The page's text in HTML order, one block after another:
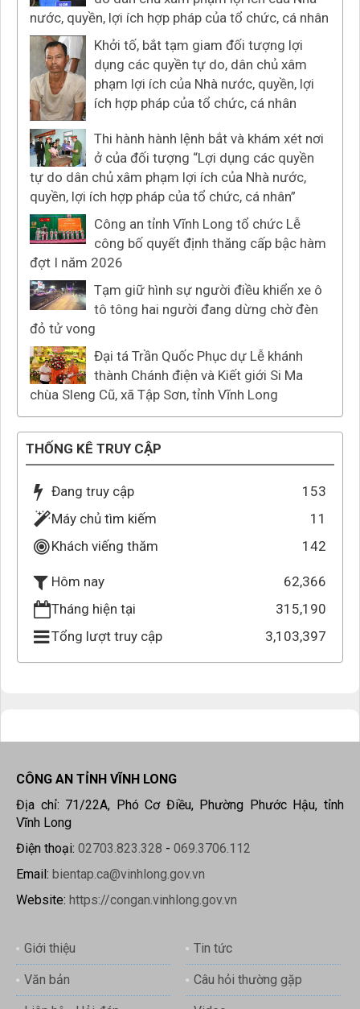
nước, quyền, lợi ích hợp pháp của tổ chức, cá nhân
Khởi tố, bắt tạm giam đối tượng lợi
dụng các quyền tự do, dân chủ xâm
phạm lợi ích của Nhà nước, quyền, lợi
ích hợp pháp của tổ chức, cá nhân
Thi hành hành lệnh bắt và khám xét nơi
ở của đối tượng “Lợi dụng các quyền
tự do dân chủ xâm phạm lợi ích của Nhà nước,
quyền, lợi ích hợp pháp của tổ chức, cá nhân”
Công an tỉnh Vĩnh Long tổ chức Lễ
công bố quyết định thăng cấp bậc hàm
đợt I năm 2026
Tạm giữ hình sự người điều khiển xe ô
tô tông hai người đang dừng chờ đèn
đỏ tử vong
Đại tá Trần Quốc Phục dự Lễ khánh
thành Chánh điện và Kiết giới Si Ma
chùa Sleng Cũ, xã Tập Sơn, tỉnh Vĩnh Long
THỐNG KÊ TRUY CẬP
Đang truy cập
153
Máy chủ tìm kiếm
11
Khách viếng thăm
142
Hôm nay
62,366
Tháng hiện tại
315,190
Tổng lượt truy cập
3,103,397
CÔNG AN TỈNH VĨNH LONG
Địa chỉ: 71/22A, Phó Cơ Điều, Phường Phước Hậu, tỉnh
Vĩnh Long
Điện thoại: 02703.823.328 - 069.3706.112
Email: bientap.ca@vinhlong.gov.vn
Website: https://congan.vinhlong.gov.vn
Giới thiệu Tin tức
Văn bản Câu hỏi thường gặp